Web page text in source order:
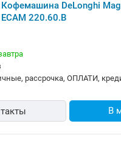
Кофемашина DeLonghi
ECAM 220.60.B
рассрочка, ОПЛАТИ,
В